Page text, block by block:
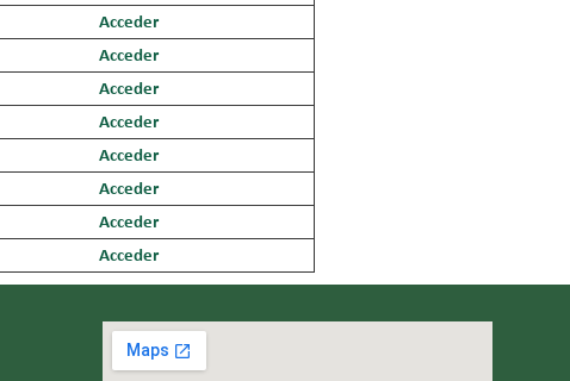
Acceder
Acceder
Acceder
Acceder
Acceder
Acceder
Acceder
Acceder